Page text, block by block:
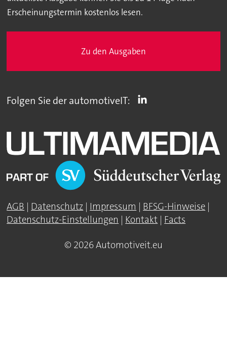
Erscheinungstermin kostenlos lesen.
Zu den Ausgaben
Folgen Sie der automotiveIT:
AGB | Datenschutz | Impressum | BFSG-Hinweise |
Datenschutz-Einstellungen | Kontakt | Facts
© 2026 Automotiveit.eu